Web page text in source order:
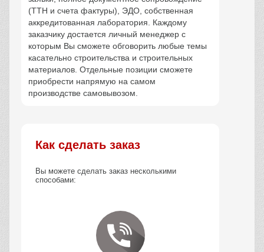
(ТТН и счета фактуры), ЭДО, собственная
аккредитованная лаборатория. Каждому
заказчику достается личный менеджер с
которым Вы сможете обговорить любые темы
касательно строительства и строительных
материалов. Отдельные позиции сможете
приобрести напрямую на самом
производстве самовывозом.
Как сделать заказ
Вы можете сделать заказ несколькими
способами: